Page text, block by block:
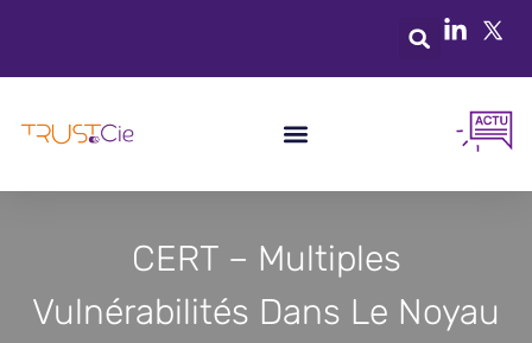
CERT – Multiples
Vulnérabilités Dans Le Noyau